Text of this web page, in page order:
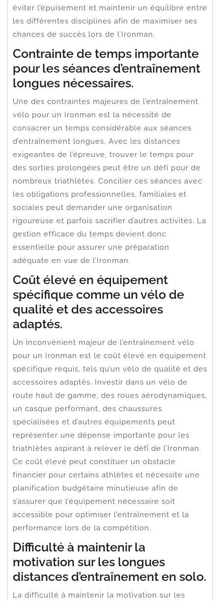
éviter l’épuisement et maintenir un équilibre entre
les différentes disciplines afin de maximiser ses
chances de succès lors de l’Ironman.
Contrainte de temps importante
pour les séances d’entraînement
longues nécessaires.
Une des contraintes majeures de l’entraînement
vélo pour un Ironman est la nécessité de
consacrer un temps considérable aux séances
d’entraînement longues. Avec les distances
exigeantes de l’épreuve, trouver le temps pour
des sorties prolongées peut être un défi pour de
nombreux triathlètes. Concilier ces séances avec
les obligations professionnelles, familiales et
sociales peut demander une organisation
rigoureuse et parfois sacrifier d’autres activités. La
gestion efficace du temps devient donc
essentielle pour assurer une préparation
adéquate en vue de l’Ironman.
Coût élevé en équipement
spécifique comme un vélo de
qualité et des accessoires
adaptés.
Un inconvénient majeur de l’entraînement vélo
pour un Ironman est le coût élevé en équipement
spécifique requis, tels qu’un vélo de qualité et des
accessoires adaptés. Investir dans un vélo de
route haut de gamme, des roues aérodynamiques,
un casque performant, des chaussures
spécialisées et d’autres équipements peut
représenter une dépense importante pour les
triathlètes aspirant à relever le défi de l’Ironman.
Ce coût élevé peut constituer un obstacle
financier pour certains athlètes et nécessite une
planification budgétaire minutieuse afin de
s’assurer que l’équipement nécessaire soit
accessible pour optimiser l’entraînement et la
performance lors de la compétition.
Difficulté à maintenir la
motivation sur les longues
distances d’entraînement en solo.
La difficulté à maintenir la motivation sur les